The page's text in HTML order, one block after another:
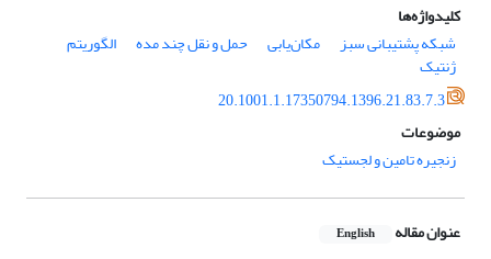
کلیدواژه‌ها
شبکه پشتیبانی سبز
مکان‌یابی حمل و نقل چند مده الگوریتم
ژنتیک
20.1001.1.17350794.1396.21.83.7.3
موضوعات
زنجیره تامین و لجستیک
عنوان مقاله English